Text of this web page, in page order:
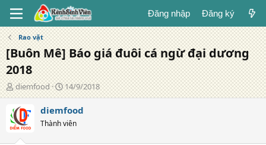
Đăng nhập Đăng ký
Rao vặt
[Buôn Mê] Báo giá đuôi cá ngừ đại dương
2018
T
á
c
g
i
ả
diemfood
N
g
à
y
đ
14/9/2018
diemfood
Thành viên